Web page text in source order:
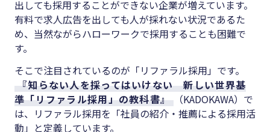
出しても採用することができない企業が増えています。
有料で求人広告を出しても人が採れない状況であるた
め、当然ながらハローワークで採用することも困難で
す。
そこで注目されているのが「リファラル採用」です。
『知らない人を採ってはいけない 新しい世界基
準「リファラル採用」の教科書』
（KADOKAWA）で
は、リファラル採用を「社員の紹介・推薦による採用活
動」と定義しています。